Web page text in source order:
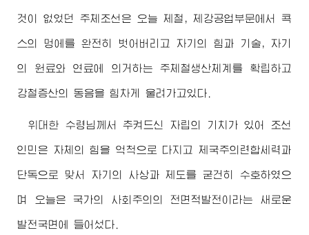
것이 없었던 주체조선은 오늘 제철, 제강공업부문에서 콕
스의 멍에를 완전히 벗어버리고 자기의 힘과 기술, 자기
의 원료와 연료에 의거하는 주체철생산체계를 확립하고
강철증산의 동음을 힘차게 울려가고있다.
위대한 수령님께서 추켜드신 자립의 기치가 있어 조선
인민은 자체의 힘을 억척으로 다지고 제국주의련합세력과
단독으로 맞서 자기의 사상과 제도를 굳건히 수호하였으
며 오늘은 국가의 사회주의의 전면적발전이라는 새로운
발전국면에 들어섰다.